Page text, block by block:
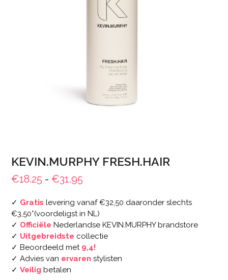
KEVIN.MURPHY FRESH.HAIR
€18.25 - €31.95
tot
€31.95
✓ Gratis levering vanaf €32,50 daaronder slechts
€3,50*(voordeligst in NL)
✓ Officiële Nederlandse KEVIN.MURPHY brandstore
✓ Uitgebreidste collectie
✓ Beoordeeld met 9,4!
✓ Advies van ervaren stylisten
✓Veilig betalen